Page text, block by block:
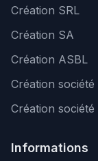
Création SRL
Création SA
Création ASBL
Création
Création société
Informations